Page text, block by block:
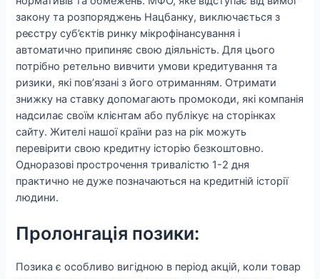
закону та розпоряджень Нацбанку, виключається з
реєстру суб’єктів ринку мікрофінансування і
автоматично припиняє свою діяльність. Для цього
потрібно ретельно вивчити умови кредитування та
ризики, які пов’язані з його отриманням. Отримати
знижку на ставку допомагають промокоди, які компанія
надсилає своїм клієнтам або публікує на сторінках
сайту. Жителі нашої країни раз на рік можуть
перевірити свою кредитну історію безкоштовно.
Одноразові прострочення тривалістю 1-2 дня
практично не дуже позначаються на кредитній історії
людини.
Пролонгація позики:
Позика є особливо вигідною в період акцій, коли товар